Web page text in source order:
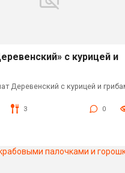
с курицей и
Деревенский с курицей и
3 0